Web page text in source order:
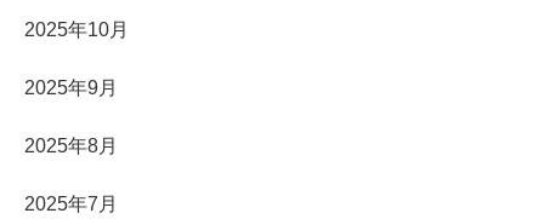
2025年10月
2025年9月
2025年8月
2025年7月